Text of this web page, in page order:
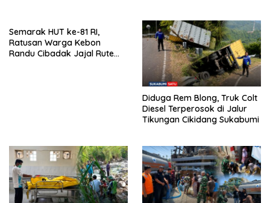
Semarak HUT ke-81 RI,
Ratusan Warga Kebon
Randu Cibadak Jajal Rute
Diduga Rem Blong, Truk Colt
Diesel Terperosok di Jalur
Tikungan Cikidang Sukabumi